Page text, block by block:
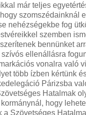
már teljes
szomszédainknál
nehézségekbe fog
szemben
bennünket
ellenállásra
vonalra való
több ízben kértünk
Párizsba
Hatalmak
hogy
a Szövetséges